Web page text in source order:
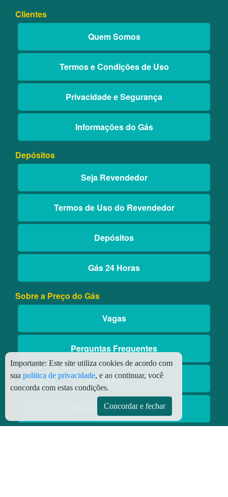
Clientes
Quem Somos
Termos e Condições de Uso
Privacidade e Segurança
Informações do Gás
Depósitos
Seja Revendedor
Termos de Uso do Revendedor
Depósitos
Gás 24 Horas
Sobre a Preço do Gás
Vagas
Perguntas Frequentes
Blog
Aniversário Premiado
Importante: Este site utiliza cookies de acordo com
sua politica de privacidade, e ao continuar, você
concorda com estas condições.
Concordar e fechar